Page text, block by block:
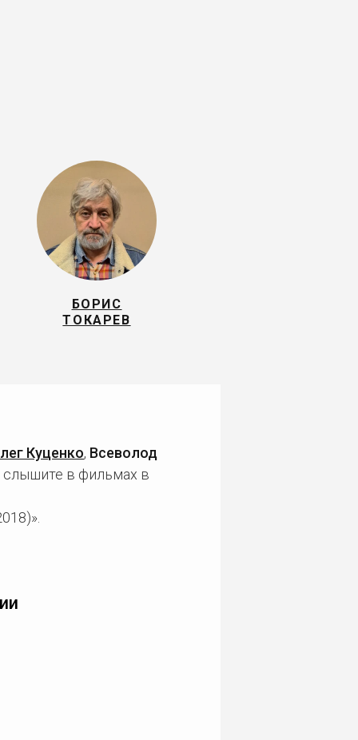
БОРИС
ТОКАРЕВ
Куценко, Всеволод
в фильмах в